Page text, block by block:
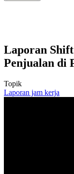
Laporan
Penjualan di
Topik
Laporan jam kerja